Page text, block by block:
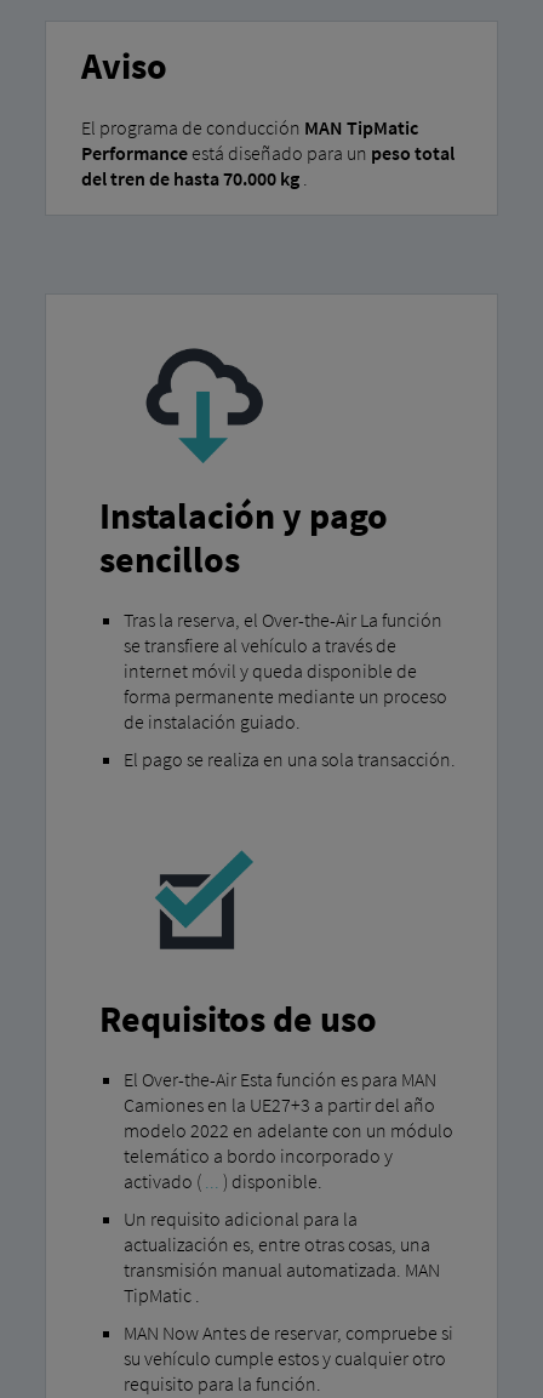
Aviso
El programa de conducción MAN TipMatic
Performanceestá diseñado para un peso total
del tren de hasta 70.000 kg.
Instalación y pago
sencillos
Tras la reserva, el Over-the-Air La función
se transfiere al vehículo a través de
internet móvil y queda disponible de
forma permanente mediante un proceso
de instalación guiado.
El pago se realiza en una sola transacción.
Requisitos de uso
El Over-the-Air Esta función es para MAN
Camiones en la UE27+3 a partir del año
modelo 2022 en adelante con un módulo
telemático a bordo incorporado y
activado ( ... ) disponible.
Un requisito adicional para la
actualización es, entre otras cosas, una
transmisión manual automatizada. MAN
TipMatic .
MAN Now Antes de reservar, compruebe si
su vehículo cumple estos y cualquier otro
requisito para la función.